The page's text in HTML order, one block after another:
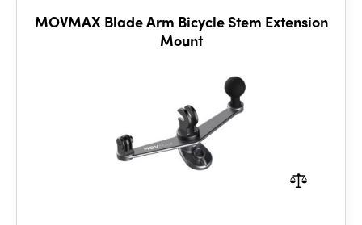
MOVMAX Blade Arm Bicycle Stem Extension
Mount